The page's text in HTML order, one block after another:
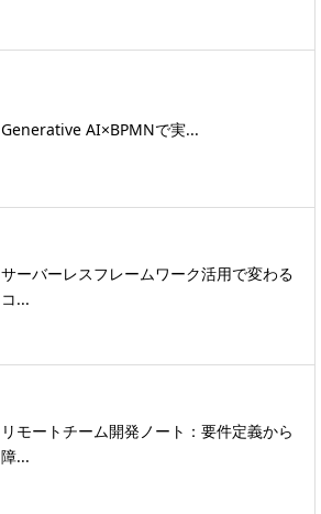
Generative AI×BPMNで実...
サーバーレスフレームワーク活用で変わる
コ...
リモートチーム開発ノート：要件定義から
障...